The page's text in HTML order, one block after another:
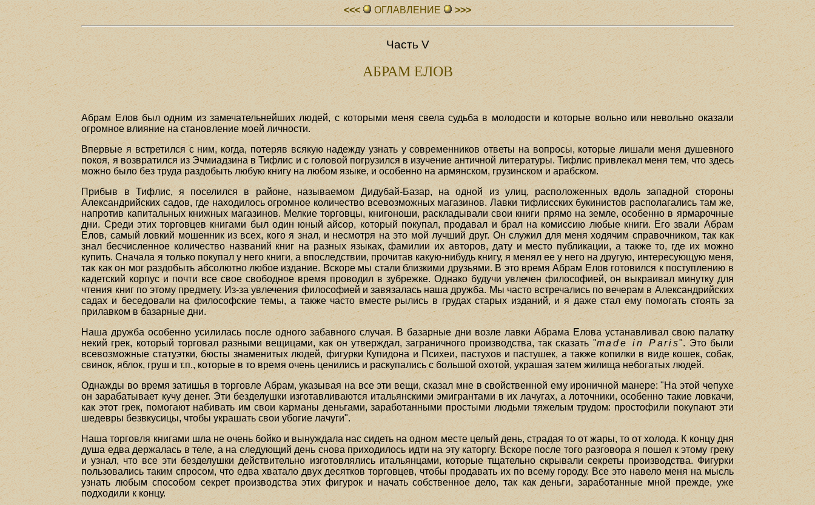
<<< ОГЛАВЛЕHИЕ >>>
Часть V
АБРАМ ЕЛОВ
Абрам Елов был одним из замечательнейших людей, с которыми меня свела судьба в молодости и которые вольно или невольно оказали
огромное влияние на становление моей личности.
Впервые я встретился с ним, когда, потеряв всякую надежду узнать у современников ответы на вопросы, которые лишали меня душевного
покоя, я возвратился из Эчмиадзина в Тифлис и с головой погрузился в изучение античной литературы. Тифлис привлекал меня тем, что здесь
можно было без труда раздобыть любую книгу на любом языке, и особенно на армянском, грузинском и арабском.
Прибыв в Тифлис, я поселился в районе, называемом Дидубай-Базар, на одной из улиц, расположенных вдоль западной стороны
Александрийских садов, где находилось огромное количество всевозможных магазинов. Лавки тифлисских букинистов располагались там же,
напротив капитальных книжных магазинов. Мелкие торговцы, книгоноши, раскладывали свои книги прямо на земле, особенно в ярмарочные
дни. Среди этих торговцев книгами был один юный айсор, который покупал, продавал и брал на комиссию любые книги. Его звали Абрам
Елов, самый ловкий мошенник из всех, кого я знал, и несмотря на это мой лучший друг. Он служил для меня ходячим справочником, так как
знал бесчисленное количество названий книг на разных языках, фамилии их авторов, дату и место публикации, а также то, где их можно
купить. Сначала я только покупал у него книги, а впоследствии, прочитав какую-нибудь книгу, я менял ее у него на другую, интересующую меня,
так как он мог раздобыть абсолютно любое издание. Вскоре мы стали близкими друзьями. В это время Абрам Елов готовился к поступлению в
кадетский корпус и почти все свое свободное время проводил в зубрежке. Однако будучи увлечен философией, он выкраивал минутку для
чтения книг по этому предмету. Из-за увлечения философией и завязалась наша дружба. Мы часто встречались по вечерам в Александрийских
садах и беседовали на философские темы, а также часто вместе рылись в грудах старых изданий, и я даже стал ему помогать стоять за
прилавком в базарные дни.
Наша дружба особенно усилилась после одного забавного случая. В базарные дни возле лавки Абрама Елова устанавливал свою палатку
некий грек, который торговал разными вещицами, как он утверждал, заграничного производства, так сказать "made in Paris". Это были
всевозможные статуэтки, бюсты знаменитых людей, фигурки Купидона и Психеи, пастухов и пастушек, а также копилки в виде кошек, собак,
свинок, яблок, груш и т.п., которые в то время очень ценились и раскупались с большой охотой, украшая затем жилища небогатых людей.
Однажды во время затишья в торговле Абрам, указывая на все эти вещи, сказал мне в свойственной ему ироничной манере: "На этой чепухе
он зарабатывает кучу денег. Эти безделушки изготавливаются итальянскими эмигрантами в их лачугах, а лоточники, особенно такие ловкачи,
как этот грек, помогают набивать им свои карманы деньгами, заработанными простыми людьми тяжелым трудом: простофили покупают эти
шедевры безвкусицы, чтобы украшать свои убогие лачуги".
Наша торговля книгами шла не очень бойко и вынуждала нас сидеть на одном месте целый день, страдая то от жары, то от холода. К концу дня
душа едва держалась в теле, а на следующий день снова приходилось идти на эту каторгу. Вскоре после того разговора я пошел к этому греку
и узнал, что все эти безделушки действительно изготовлялись итальянцами, которые тщательно скрывали секреты производства. Фигурки
пользовались таким спросом, что едва хватало двух десятков торговцев, чтобы продавать их по всему городу. Все это навело меня на мысль
узнать любым способом секрет производства этих фигурок и начать собственное дело, так как деньги, заработанные мной прежде, уже
подходили к концу.